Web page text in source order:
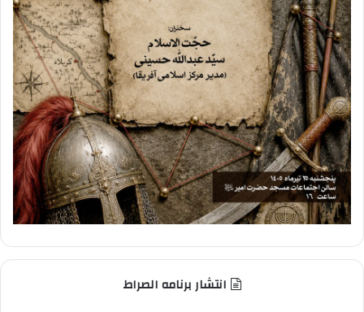
انتشار برنامه الصراط